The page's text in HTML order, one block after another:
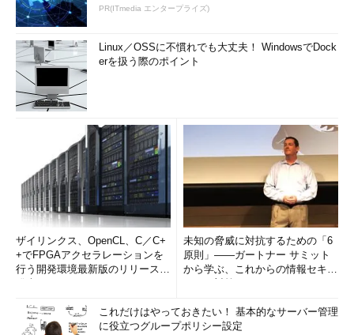
PR(ITmedia エンタープライズ)
Linux／OSSに不慣れでも大丈夫！ WindowsでDock
erを扱う際のポイント
ザイリンクス、OpenCL、C／C+
+でFPGAアクセラレーションを
行う開発環境最新版のリリースを
未知の脅威に対抗するための「6
原則」――ガートナー サミット
から学ぶ、これからの情報セキュ
これだけはやっておきたい！ 基本的なサーバー管理
に役立つグループポリシー設定